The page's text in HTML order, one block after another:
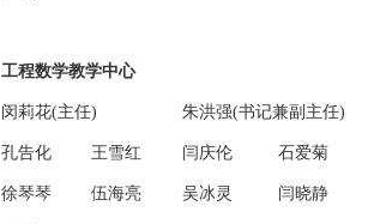
工程数学教学中心
闵莉花(主任) 朱洪强(书记兼副主任)
孔告化 王雪红 闫庆伦 石爱菊
徐琴琴 伍海亮 吴冰灵 闫晓静